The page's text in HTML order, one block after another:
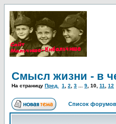
Смысл жизни - в
На страницу Пред. 1 2 3 9 10 11 12
Список